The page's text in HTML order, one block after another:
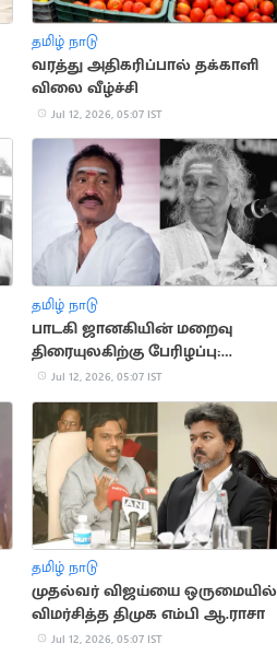
தமிழ் நாடு
வரத்து அதிகரிப்பால் தக்காளி
விலை வீழ்ச்சி
Jul 12, 2026, 05:07 IST
தமிழ் நாடு
பாடகி ஜானகியின் மறைவு
திரையுலகிற்கு பேரிழப்பு:
இசையமைப்பாளர் தேவா
இரங்கல்
Jul 12, 2026, 05:07 IST
தமிழ் நாடு
முதல்வர் விஜய்யை ஒருமையில்
விமர்சித்த திமுக எம்பி ஆ.ராசா
Jul 12, 2026, 05:07 IST